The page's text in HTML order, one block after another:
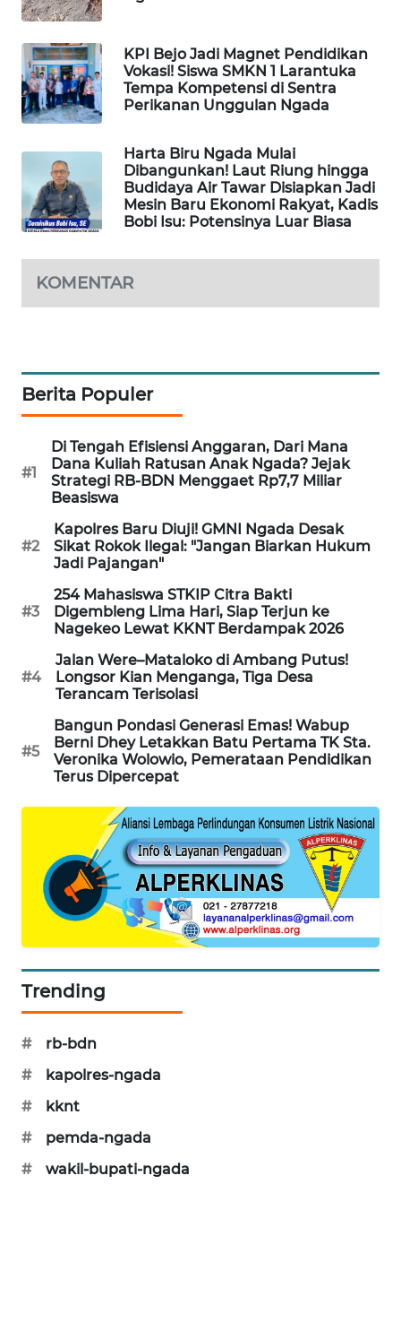
KPI Bejo Jadi Magnet Pendidikan
Vokasi! Siswa SMKN 1 Larantuka
Tempa Kompetensi di Sentra
Perikanan Unggulan Ngada
Harta Biru Ngada Mulai
Dibangunkan! Laut Riung hingga
Budidaya Air Tawar Disiapkan Jadi
Mesin Baru Ekonomi Rakyat, Kadis
Bobi Isu: Potensinya Luar Biasa
KOMENTAR
Berita Populer
#1
Di Tengah Efisiensi Anggaran, Dari Mana
Dana Kuliah Ratusan Anak Ngada? Jejak
Strategi RB-BDN Menggaet Rp7,7 Miliar
Beasiswa
#2
Kapolres Baru Diuji! GMNI Ngada Desak
Sikat Rokok Ilegal: "Jangan Biarkan Hukum
Jadi Pajangan"
#3
254 Mahasiswa STKIP Citra Bakti
Digembleng Lima Hari, Siap Terjun ke
Nagekeo Lewat KKNT Berdampak 2026
#4
Jalan Were–Mataloko di Ambang Putus!
Longsor Kian Menganga, Tiga Desa
Terancam Terisolasi
#5
Bangun Pondasi Generasi Emas! Wabup
Berni Dhey Letakkan Batu Pertama TK Sta.
Veronika Wolowio, Pemerataan Pendidikan
Terus Dipercepat
Trending
#
rb-bdn
#
kapolres-ngada
#
kknt
#
pemda-ngada
#
wakil-bupati-ngada
LKKI
KOPEKLIN
PORTAL
FORWAMKI
ALPERKLINAS
FORJASIDA
SITUNGIR
NEWS
SIDIKALANG
NEWS
SIBARAGAS
NEWS
METRO
SIANTAR
NEWS
METRO
MEDAN
METRO
JAKARTA
NEWS
KARING
NEWS
JURNAL
MARITIM
HUMBANG
GARONGGANG
FISUELRI